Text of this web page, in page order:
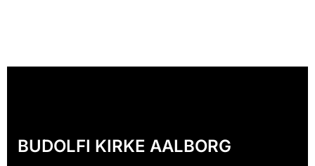
BUDOLFI KIRKE AALBORG